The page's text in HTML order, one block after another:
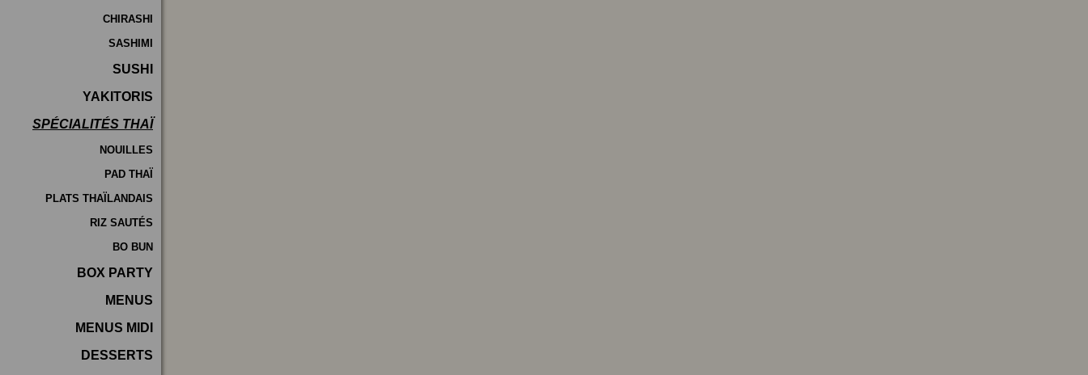
CHIRASHI
SASHIMI
SUSHI
YAKITORIS
SPÉCIALITÉS THAÏ
NOUILLES
PAD THAÏ
PLATS THAÏLANDAIS
RIZ SAUTÉS
BO BUN
BOX PARTY
MENUS
MENUS MIDI
DESSERTS